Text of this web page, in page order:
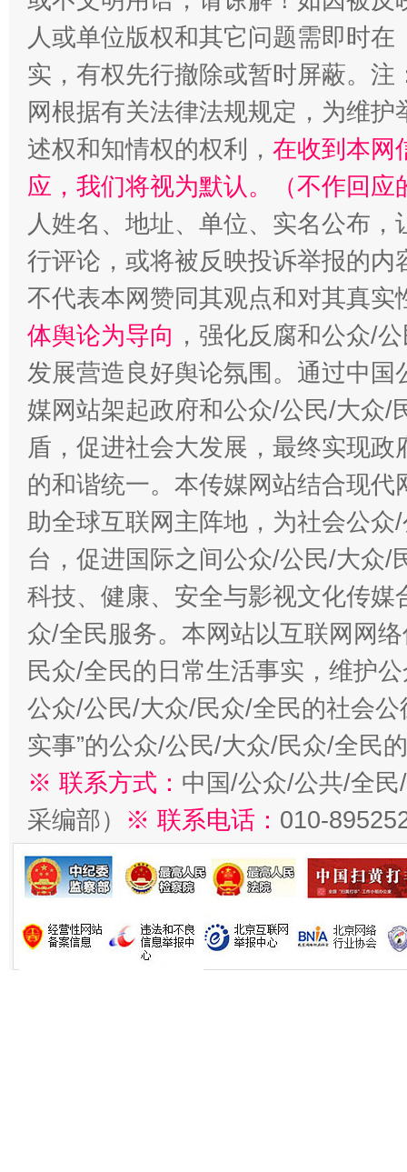
招工难、用工荒背后
人或单位版权和其它问题需即时在
实，有权先行撤除或暂时屏蔽。
网根据有关法律法规规定，为维
述权和知情权的权利， 在收到本网
应，我们将视为默认。（不作回应
人姓名、地址、单位、实名公布
行评论，或将被反映投诉举报的
不代表本网赞同其观点和对其真实
体舆论为导向 ，强化反腐和公众/
发展营造良好舆论氛围。通过中
媒网站架起政府和公众/公民/大众/
盾，促进社会大发展，最终实现
的和谐统一。本传媒网站结合现
助全球互联网主阵地，为社会公
台，促进国际之间公众/公民/大众/
科技、健康、安全与影视文化传
众/全民服务。本网站以互联网网
民众/全民的日常生活事实，维护
公众/公民/大众/民众/全民的社会公
实事”的公众/公民/大众/民众/全民
※ 联系方式： 中国/公众/公共/全
采编部） ※ 联系电话： 010-